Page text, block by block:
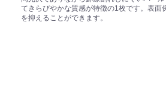
てきらびやかな質感が特徴の1枚です。表
を抑えることができます。